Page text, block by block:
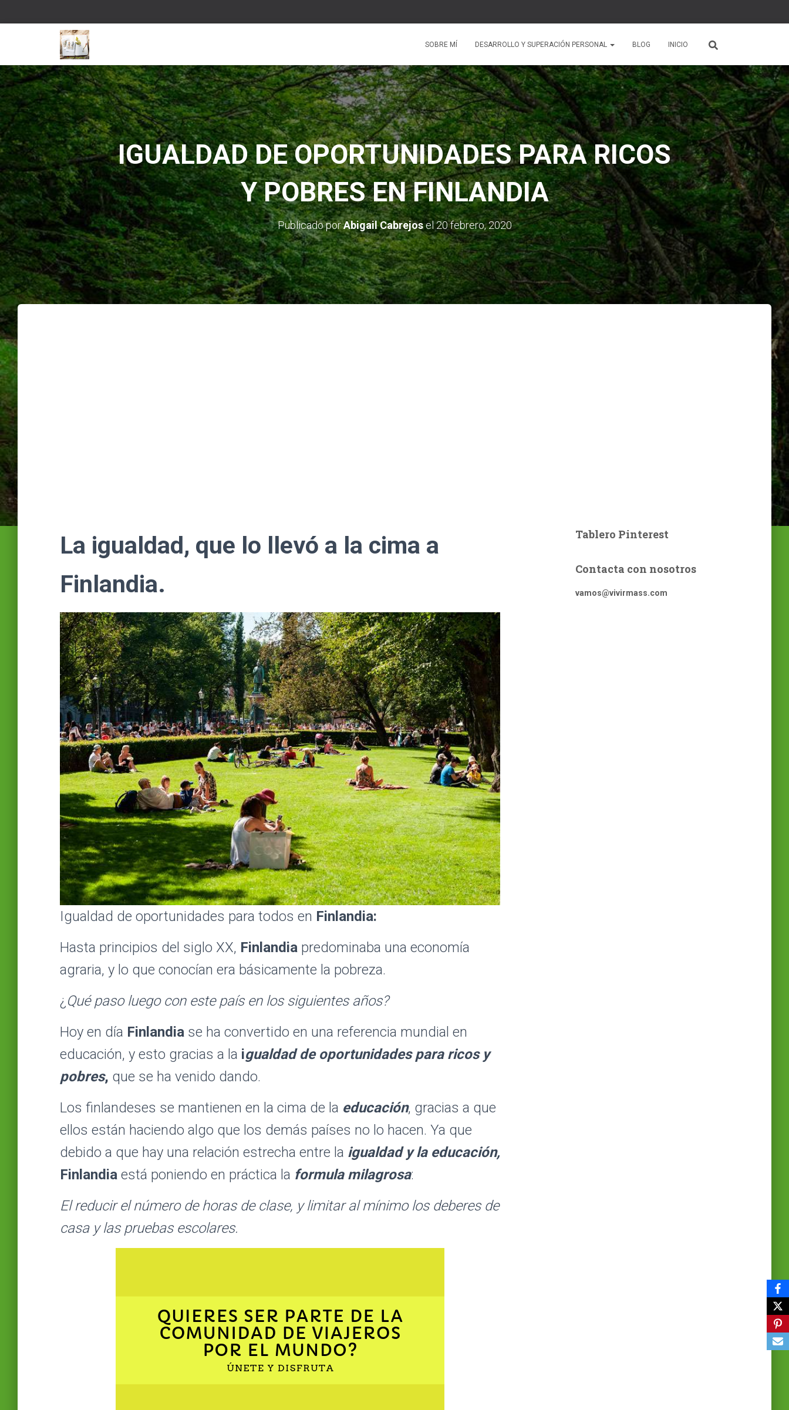
SOBRE MÍ DESARROLLO Y SUPERACIÓN PERSONAL BLOG INICIO
IGUALDAD DE OPORTUNIDADES PARA RICOS
Y POBRES EN FINLANDIA
Publicado porAbigail Cabrejosel20 febrero, 2020
La igualdad, que lo llevó a la cima a
Finlandia.
Igualdad de oportunidades para todos en Finlandia:
Hasta principios del siglo XX, Finlandia predominaba una economía
agraria, y lo que conocían era básicamente la pobreza.
¿ Qué paso luego con este país en los siguientes años?
Hoy en día Finlandia se ha convertido en una referencia mundial en
educación, y esto gracias a la igualdad de oportunidades para ricos y
pobres, que se ha venido dando.
Los finlandeses se mantienen en la cima de la educación, gracias a que
ellos están haciendo algo que los demás países no lo hacen. Ya que
debido a que hay una relación estrecha entre la igualdad y la educación,
Finlandia está poniendo en práctica la formula milagrosa:
El reducir el número de horas de clase, y limitar al mínimo los deberes de
casa y las pruebas escolares.
Tablero Pinterest
Contacta con nosotros
vamos@vivirmass.com